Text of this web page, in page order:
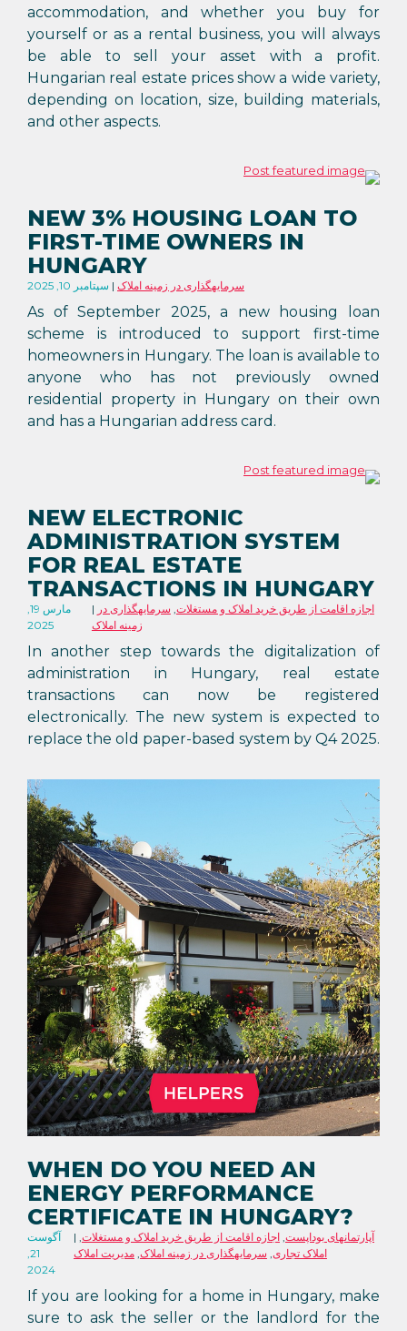
accommodation, and whether you buy for
yourself or as a rental business, you will always
be able to sell your asset with a profit.
Hungarian real estate prices show a wide variety,
depending on location, size, building materials,
and other aspects.
NEW 3% HOUSING LOAN TO
FIRST-TIME OWNERS IN
HUNGARY
سپتامبر 10, 2025 سرمایهگذاری در زمینه املاک
As of September 2025, a new housing loan
scheme is introduced to support first-time
homeowners in Hungary. The loan is available to
anyone who has not previously owned
residential property in Hungary on their own
and has a Hungarian address card.
NEW ELECTRONIC
ADMINISTRATION SYSTEM
FOR REAL ESTATE
TRANSACTIONS IN HUNGARY
مارس 19,
2025
اجازه اقامت از طریق خرید املاک و مستغلات, سرمایهگذاری در
زمینه املاک
In another step towards the digitalization of
administration in Hungary, real estate
transactions can now be registered
electronically. The new system is expected to
replace the old paper-based system by Q4 2025.
WHEN DO YOU NEED AN
ENERGY PERFORMANCE
CERTIFICATE IN HUNGARY?
آگوست
21,
2024
آپارتمانهای بوداپست,اجازه اقامت از طریق خرید املاک و مستغلات,
املاک تجاری, سرمایهگذاری در زمینه املاک,مدیریت املاک
If you are looking for a home in Hungary, make
sure to ask the seller or the landlord for the